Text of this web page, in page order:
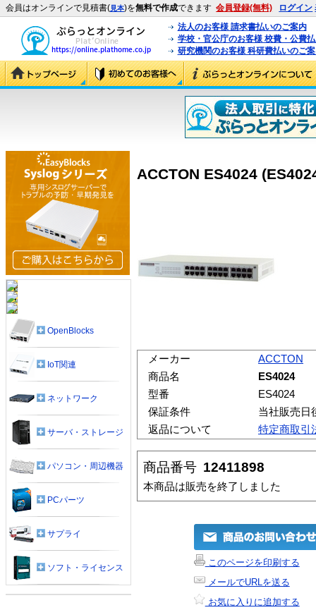
会員はオンラインで見積書(見本)を無料で作成できます 会員登録(無料) ログイン
法人のお客様 請求書払いのご案内
学校・官公庁のお客様 校費・公費
研究機関のお客様 科研費払いのご
ACCTON ES4024
メーカー
ACCTON
商品名
ES4024
型番
ES4024
保証条件
当社販売日
返品について
特定商取引
商品番号 12411898
本商品は販売を終了しました
このページを印刷する
メールでURLを送る
お気に入りに追加する
OpenBlocks
IoT関連
ネットワーク
サーバ・ストレージ
パソコン・周辺機器
PCパーツ
サプライ
ソフト・ライセンス